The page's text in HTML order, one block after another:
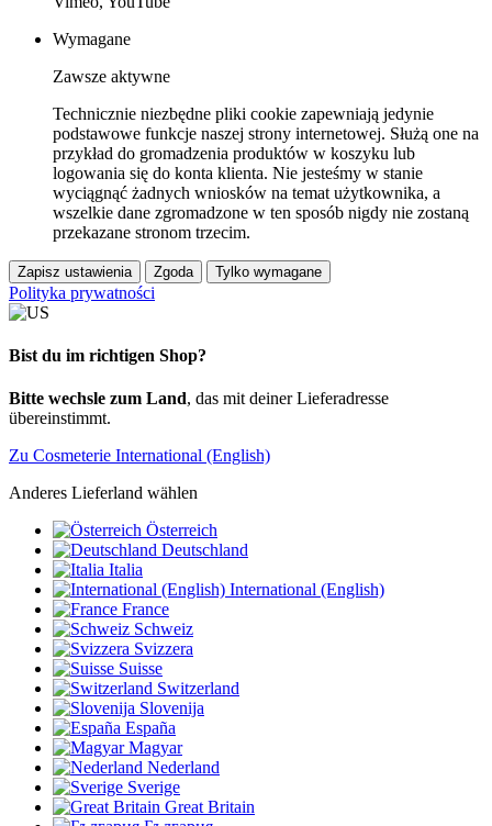
Wymagane
Zawsze aktywne
Technicznie niezbędne pliki cookie zapewniają jedynie
podstawowe funkcje naszej strony internetowej. Służą one na
przykład do gromadzenia produktów w koszyku lub
logowania się do konta klienta. Nie jesteśmy w stanie
wyciągnąć żadnych wniosków na temat użytkownika, a
wszelkie dane zgromadzone w ten sposób nigdy nie zostaną
przekazane stronom trzecim.
Zapisz ustawienia Zgoda Tylko wymagane
Polityka prywatności
Bist du im richtigen Shop?
Bitte wechsle zum Land, das mit deiner Lieferadresse
übereinstimmt.
Zu Cosmeterie International (English)
Anderes Lieferland wählen
Österreich
Deutschland
Italia
International (English)
France
Schweiz
Svizzera
Suisse
Switzerland
Slovenija
España
Magyar
Nederland
Sverige
Great Britain